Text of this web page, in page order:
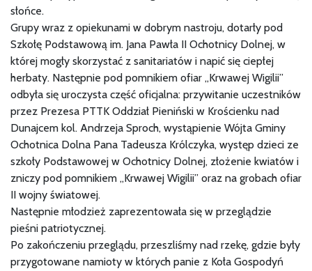
słońce.
Grupy wraz z opiekunami w dobrym nastroju, dotarły pod
Szkołę Podstawową im. Jana Pawła II Ochotnicy Dolnej, w
której mogły skorzystać z sanitariatów i napić się ciepłej
herbaty. Następnie pod pomnikiem ofiar „Krwawej Wigilii”
odbyła się uroczysta część oficjalna: przywitanie uczestników
przez Prezesa PTTK Oddział Pieniński w Krościenku nad
Dunajcem kol. Andrzeja Sproch, wystąpienie Wójta Gminy
Ochotnica Dolna Pana Tadeusza Królczyka, występ dzieci ze
szkoły Podstawowej w Ochotnicy Dolnej, złożenie kwiatów i
zniczy pod pomnikiem „Krwawej Wigilii” oraz na grobach ofiar
II wojny światowej.
Następnie młodzież zaprezentowała się w przeglądzie
pieśni patriotycznej.
Po zakończeniu przeglądu, przeszliśmy nad rzekę, gdzie były
przygotowane namioty w których panie z Koła Gospodyń